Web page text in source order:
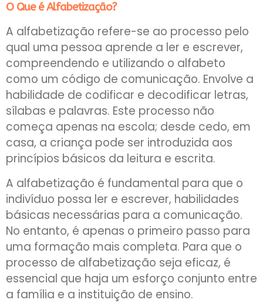
O Que é Alfabetização?
A alfabetização refere-se ao processo pelo
qual uma pessoa aprende a ler e escrever,
compreendendo e utilizando o alfabeto
como um código de comunicação. Envolve a
habilidade de codificar e decodificar letras,
sílabas e palavras. Este processo não
começa apenas na escola; desde cedo, em
casa, a criança pode ser introduzida aos
princípios básicos da leitura e escrita.
A alfabetização é fundamental para que o
indivíduo possa ler e escrever, habilidades
básicas necessárias para a comunicação.
No entanto, é apenas o primeiro passo para
uma formação mais completa. Para que o
processo de alfabetização seja eficaz, é
essencial que haja um esforço conjunto entre
a família e a instituição de ensino.